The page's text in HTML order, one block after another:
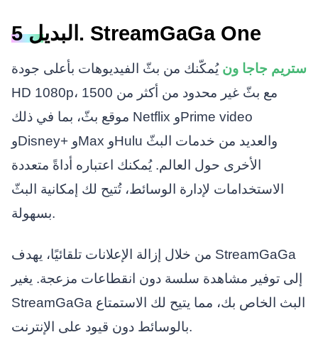
البديل 5. StreamGaGa One
ستريم جاجا ون يُمكّنك من بثّ الفيديوهات بأعلى جودة
HD 1080p، مع بثّ غير محدود من أكثر من 1500
موقع بثّ، بما في ذلك Netflix وPrime video
وDisney+ وMax وHulu والعديد من خدمات البثّ
الأخرى حول العالم. يُمكنك اعتباره أداةً متعددة
الاستخدامات لإدارة الوسائط، تُتيح لك إمكانية البثّ
بسهولة.
من خلال إزالة الإعلانات تلقائيًا، يهدف StreamGaGa
إلى توفير مشاهدة سلسة دون انقطاعات مزعجة. يغير
StreamGaGa البث الخاص بك، مما يتيح لك الاستمتاع
بالوسائط دون قيود على الإنترنت.